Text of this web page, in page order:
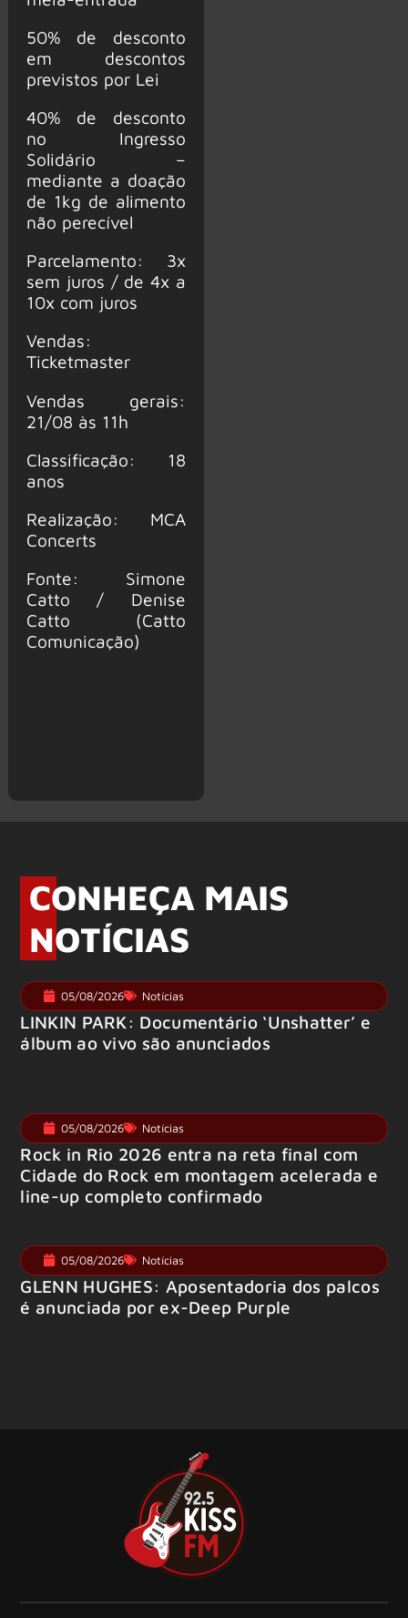
50% de desconto
em descontos
previstos por Lei
40% de desconto
no Ingresso
Solidário –
mediante a doação
de 1kg de alimento
não perecível
Parcelamento: 3x
sem juros / de 4x a
10x com juros
Vendas:
Ticketmaster
Vendas gerais:
21/08 às 11h
Classificação: 18
anos
Realização: MCA
Concerts
Fonte: Simone
Catto / Denise
Catto (Catto
Comunicação)
CONHEÇA MAIS
NOTÍCIAS
05/08/2026 Notícias
LINKIN PARK: Documentário ‘Unshatter’ e
álbum ao vivo são anunciados
05/08/2026 Notícias
Rock in Rio 2026 entra na reta final com
Cidade do Rock em montagem acelerada e
line-up completo confirmado
05/08/2026 Notícias
GLENN HUGHES: Aposentadoria dos palcos
é anunciada por ex-Deep Purple